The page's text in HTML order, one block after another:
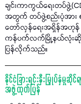
ချင်းကာကွယ်ရေးတပ်ဖွဲ့
အတွက် တပ်ဖွဲ့စည်းပုံအား စစ်
တော်လှန်ရေးအရှိန်အဟုန်
ကန်ပက်လက်မြို့နယ်လုံး
ပြန်လိုက်သည်။
နိုင်ငံခြားရင်းနှီးမြှုပ်နှံမှုဆို
အဖွဲ့ ထုတ်ပြန်